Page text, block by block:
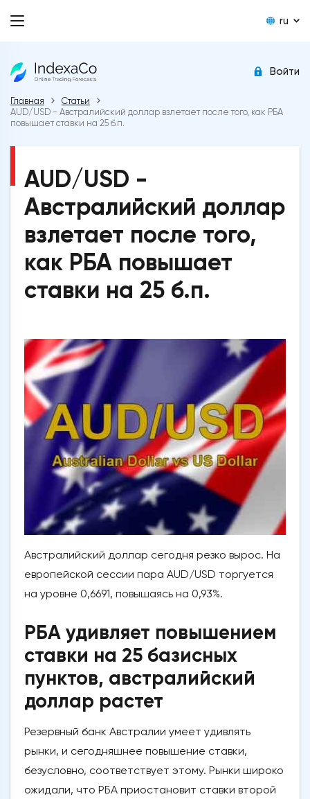
ru
Войти
Главная
Статьи
AUD/USD - Австралийский доллар взлетает после того, как РБА
повышает ставки на 25 б.п.
AUD/USD -
Австралийский доллар
взлетает после того,
как РБА повышает
ставки на 25 б.п.
Австралийский доллар сегодня резко вырос. На
европейской сессии пара AUD/USD торгуется
на уровне 0,6691, повышаясь на 0,93%.
РБА удивляет повышением
ставки на 25 базисных
пунктов, австралийский
доллар растет
Резервный банк Австралии умеет удивлять
рынки, и сегодняшнее повышение ставки,
безусловно, соответствует этому. Рынки широко
ожидали, что РБА приостановит ставки второй